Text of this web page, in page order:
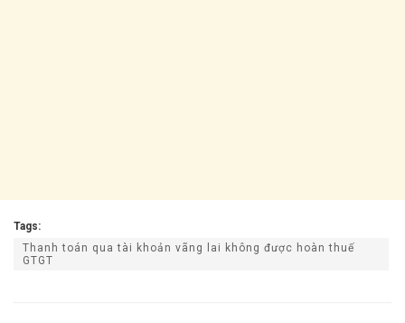
Tags:
Thanh toán qua tài khoản vãng lai không được hoàn thuế
GTGT